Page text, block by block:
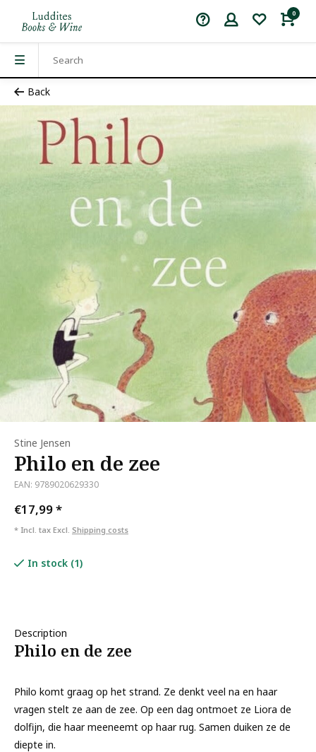
0
Back
Stine Jensen
Philo en de zee
EAN: 9789020629330
€17,99*
* Incl. tax Excl. Shipping costs
In stock (1)
Description
Philo en de zee
Philo komt graag op het strand. Ze denkt veel na en haar
vragen stelt ze aan de zee. Op een dag ontmoet ze Liora de
dolfijn, die haar meeneemt op haar rug. Samen duiken ze de
diepte in.